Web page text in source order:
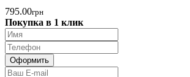
795.00грн
Покупка в 1 клик